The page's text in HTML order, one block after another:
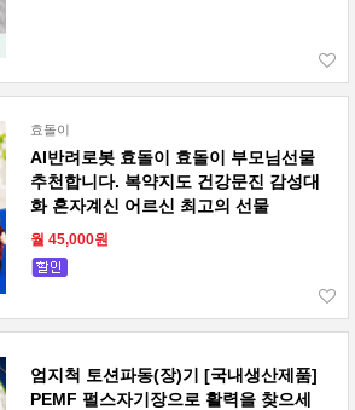
효돌이
AI반려로봇 효돌이 효돌이 부모님선물
추천합니다. 복약지도 건강문진 감성대
화 혼자계신 어르신 최고의 선물
월 45,000원
엄지척 토션파동(장)기 [국내생산제품]
PEMF 펄스자기장으로 활력을 찾으세